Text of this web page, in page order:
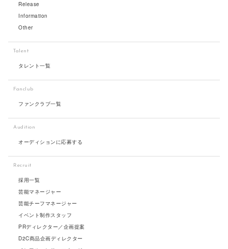
Release
Information
Other
Talent
タレント一覧
Fanclub
ファンクラブ一覧
Audition
オーディションに応募する
Recruit
採用一覧
芸能マネージャー
芸能チーフマネージャー
イベント制作スタッフ
PRディレクター／企画提案
D2C商品企画ディレクター